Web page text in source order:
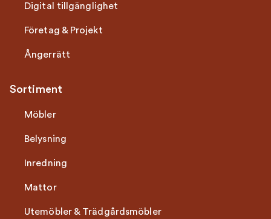
Digital tillgänglighet
Företag & Projekt
Ångerrätt
Sortiment
Möbler
Belysning
Inredning
Mattor
Utemöbler & Trädgårdsmöbler